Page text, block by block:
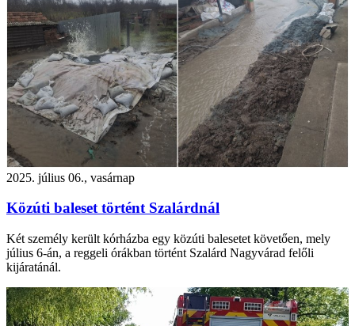
2025. július 06., vasárnap
Közúti baleset történt Szalárdnál
Két személy került kórházba egy közúti balesetet követően, mely
július 6-án, a reggeli órákban történt Szalárd Nagyvárad felőli
kijáratánál.